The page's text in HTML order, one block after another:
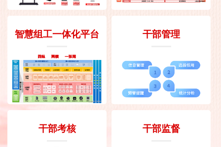
智慧组工一体化平台 干部管理
干部考核 干部监督